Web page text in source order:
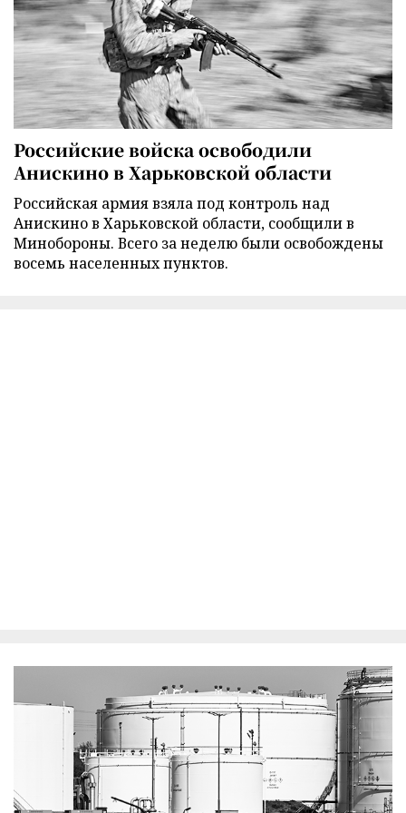
Российские войска освободили
Анискино в Харьковской области
Российская армия взяла под контроль над
Анискино в Харьковской области, сообщили в
Минобороны. Всего за неделю были освобождены
восемь населенных пунктов.